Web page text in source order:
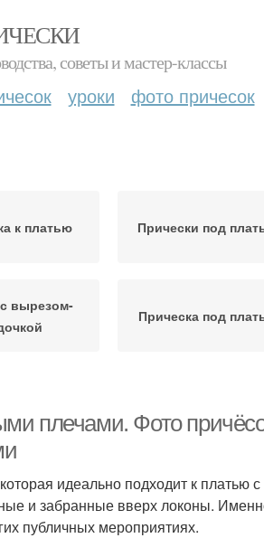
советы и мастер-классы
уроки фото причесок
к платью Прически под
вырезом-
Прическа под
прическа
Прически под
пиджак
плечами. Фото
идеально подходит к платью
и забранные вверх локоны.
публичных мероприятиях.